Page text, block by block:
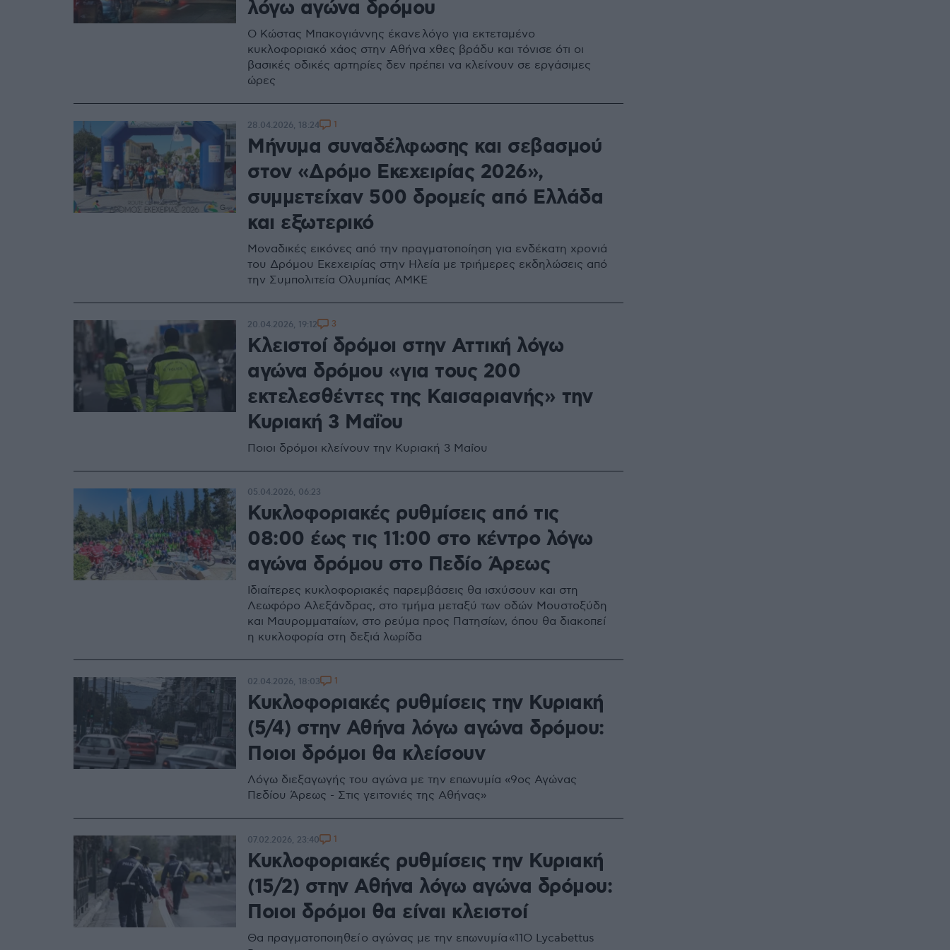
λόγω αγώνα δρόμου
Ο Κώστας Μπακογιάννης έκανε λόγο για εκτεταμένο
κυκλοφοριακό χάος στην Αθήνα χθες βράδυ και τόνισε ότι οι
βασικές οδικές αρτηρίες δεν πρέπει να κλείνουν σε εργάσιμες
ώρες
Μήνυμα συναδέλφωσης και σεβασμού
στον «Δρόμο Εκεχειρίας 2026»,
συμμετείχαν 500 δρομείς από Ελλάδα
και εξωτερικό
Μοναδικές εικόνες από την πραγματοποίηση για ενδέκατη χρονιά
του Δρόμου Εκεχειρίας στην Ηλεία με τριήμερες εκδηλώσεις από
την Συμπολιτεία Ολυμπίας ΑΜΚΕ
28.04.2026, 18:24 1
Κλειστοί δρόμοι στην Αττική λόγω
αγώνα δρόμου «για τους 200
εκτελεσθέντες της Καισαριανής» την
Κυριακή 3 Μαΐου
Ποιοι δρόμοι κλείνουν την Κυριακή 3 Μαΐου
20.04.2026, 19:12 3
Κυκλοφοριακές ρυθμίσεις από τις
08:00 έως τις 11:00 στο κέντρο λόγω
αγώνα δρόμου στο Πεδίο Άρεως
Ιδιαίτερες κυκλοφοριακές παρεμβάσεις θα ισχύσουν και στη
Λεωφόρο Αλεξάνδρας, στο τμήμα μεταξύ των οδών Μουστοξύδη
και Μαυρομματαίων, στο ρεύμα προς Πατησίων, όπου θα διακοπεί
η κυκλοφορία στη δεξιά λωρίδα
05.04.2026, 06:23
Κυκλοφοριακές ρυθμίσεις την Κυριακή
(5/4) στην Αθήνα λόγω αγώνα δρόμου:
Ποιοι δρόμοι θα κλείσουν
Λόγω διεξαγωγής του αγώνα με την επωνυμία «9ος Αγώνας
Πεδίου Άρεως - Στις γειτονιές της Αθήνας»
02.04.2026, 18:03 1
Κυκλοφοριακές ρυθμίσεις την Κυριακή
(15/2) στην Αθήνα λόγω αγώνα δρόμου:
Ποιοι δρόμοι θα είναι κλειστοί
Θα πραγματοποιηθεί ο αγώνας με την επωνυμία «11Ο Lycabettus
07.02.2026, 23:40 1